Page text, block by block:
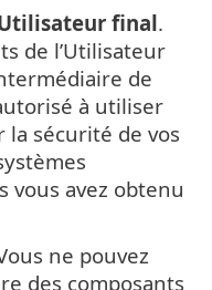
final.
de l’Utilisateur
de
à utiliser
la sécurité de vos
vous avez obtenu
ne pouvez
des composants